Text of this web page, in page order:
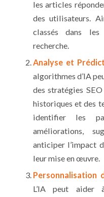
les articles
des utilisateurs.
classés dans
recherche.
Analyse et
algorithmes d’IA
des stratégies
historiques et des
identifier les
améliorations,
anticiper l’impact
leur mise en œuvre.
Personnalisation
L’IA peut aider